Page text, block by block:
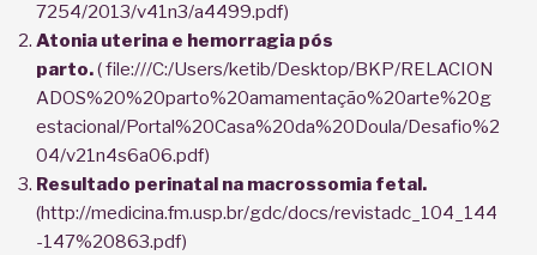
7254/2013/v41n3/a4499.pdf)
Atonia uterina e hemorragia pós
parto.( file:///C:/Users/ketib/Desktop/BKP/RELACION
ADOS%20%20parto%20amamentação%20arte%20g
estacional/Portal%20Casa%20da%20Doula/Desafio%2
04/v21n4s6a06.pdf)
Resultado perinatal na macrossomia fetal.
(http://medicina.fm.usp.br/gdc/docs/revistadc_104_144
-147%20863.pdf)